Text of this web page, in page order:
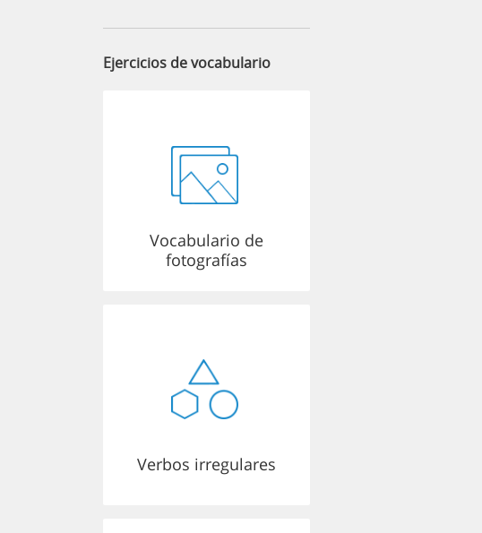
Ejercicios de vocabulario
Vocabulario de
fotografías
Verbos irregulares